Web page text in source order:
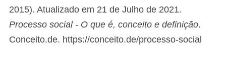
2015). Atualizado em 21 de Julho de 2021.
Processo social - O que é, conceito e definição.
Conceito.de. https://conceito.de/processo-social